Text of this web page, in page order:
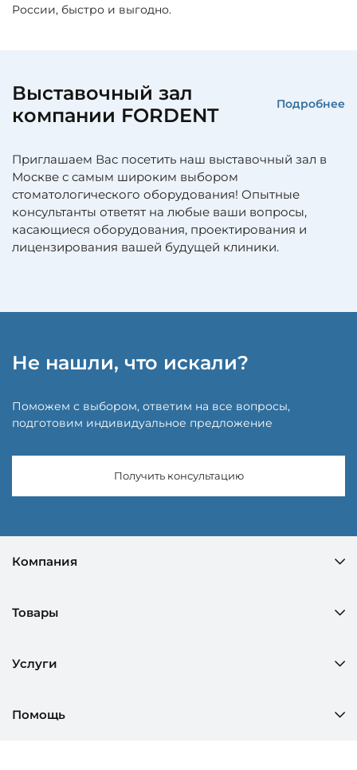
России, быстро и выгодно.
Выставочный зал
компании FORDENT
Подробнее
Приглашаем Вас посетить наш выставочный зал в
Москве с самым широким выбором
стоматологического оборудования! Опытные
консультанты ответят на любые ваши вопросы,
касающиеся оборудования, проектирования и
лицензирования вашей будущей клиники.
Не нашли, что искали?
Поможем с выбором, ответим на все вопросы,
подготовим индивидуальное предложение
Получить консультацию
Компания
Товары
Услуги
Помощь